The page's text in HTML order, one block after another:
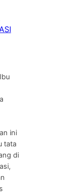
ini
tata
di